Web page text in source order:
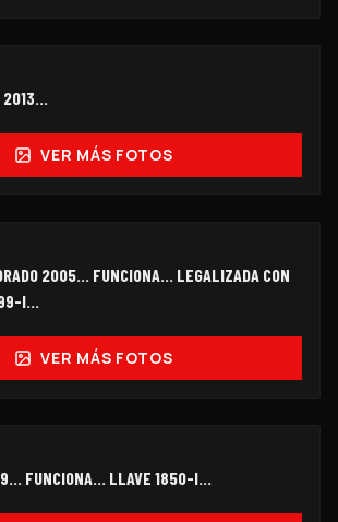
2013...
VER MÁS FOTOS
2005… FUNCIONA… LEGALIZADA CON
I…
VER MÁS FOTOS
FUNCIONA… LLAVE 1850-I...